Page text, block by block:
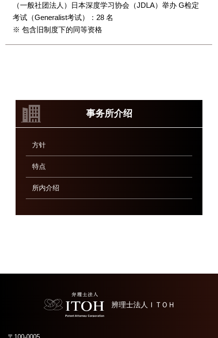
（一般社团法人）日本深度学习协会（JDLA）举办 G检定
考试（Generalist考试）：28 名
※ 包含旧制度下的同等资格
事务所介绍
方针
特点
所内介绍
辨理士法人 ＩＴＯＨ